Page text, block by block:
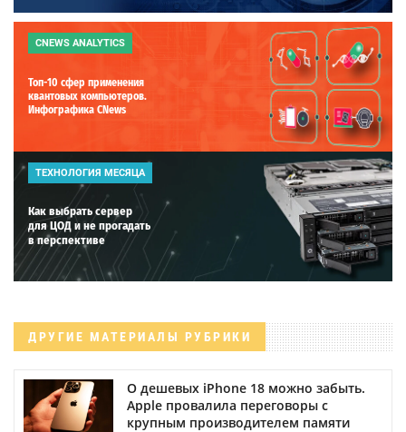
CNEWS ANALYTICS
Топ-10 сфер применения
квантовых компьютеров.
Инфографика CNews
ТЕХНОЛОГИЯ МЕСЯЦА
Как выбрать сервер
для ЦОД и не прогадать
в перспективе
ДРУГИЕ МАТЕРИАЛЫ РУБРИКИ
О дешевых iPhone 18 можно забыть.
Apple провалила переговоры с
крупным производителем памяти